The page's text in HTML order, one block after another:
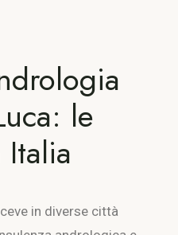
le
in diverse città